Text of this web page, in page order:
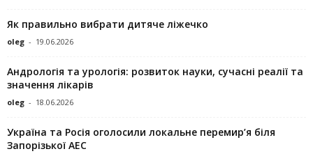
Як правильно вибрати дитяче ліжечко
oleg - 19.06.2026
Андрологія та урологія: розвиток науки, сучасні реалії та
значення лікарів
oleg - 18.06.2026
Україна та Росія оголосили локальне перемир’я біля
Запорізької АЕС